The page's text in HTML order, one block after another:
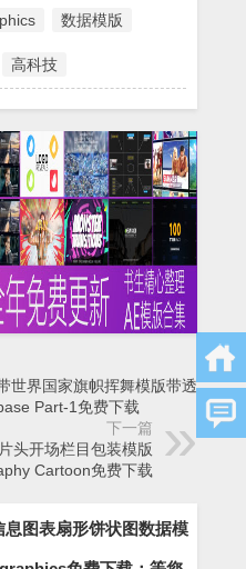
数据模版
高科技
世界国家旗帜挥舞模版带透明通
Part-1免费下载
下一篇
头开场栏目包装模版
Cartoon免费下载
图表扇形饼状图数据模